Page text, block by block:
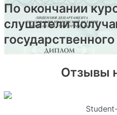
По окончании
слушатели
Отзывы